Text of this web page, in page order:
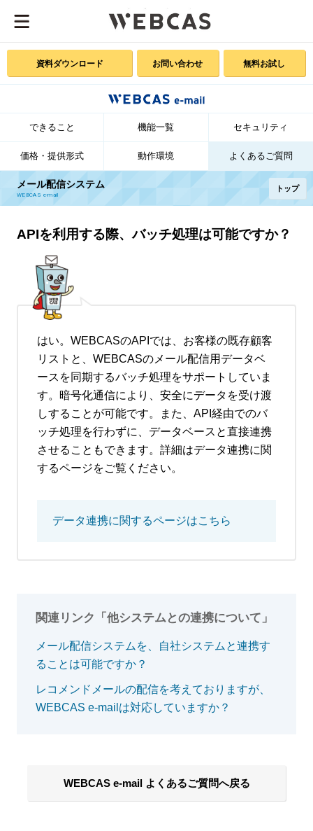
資料ダウンロード お問い合わせ 無料お試し
メール配信システム
WEBCAS e-mail
トップ
できること 機能一覧 セキュリティ
価格・提供形式 動作環境 よくあるご質問
APIを利用する際、バッチ処理は可能ですか？
はい。WEBCASのAPIでは、お客様の既存顧客
リストと、WEBCASのメール配信用データベ
ースを同期するバッチ処理をサポートしていま
す。暗号化通信により、安全にデータを受け渡
しすることが可能です。また、API経由でのバ
ッチ処理を行わずに、データベースと直接連携
させることもできます。詳細はデータ連携に関
するページをご覧ください。
データ連携に関するページはこちら
関連リンク「他システムとの連携について」
メール配信システムを、自社システムと連携す
ることは可能ですか？
レコメンドメールの配信を考えておりますが、
WEBCAS e-mailは対応していますか？
WEBCAS e-mail よくあるご質問へ戻る